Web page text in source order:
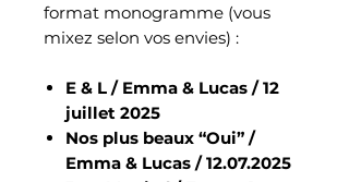
format monogramme (vous
mixez selon vos envies) :
E & L / Emma & Lucas / 12
juillet 2025
Nos plus beaux “Oui” /
Emma & Lucas / 12.07.2025